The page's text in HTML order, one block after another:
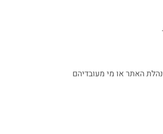
האתר או מי מעובדיהם